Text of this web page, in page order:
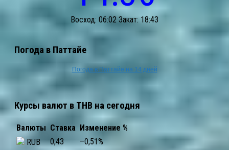
Восход: 06:02 Закат: 18:43
Погода в Паттайе
Погода в Паттайе на 14 дней
Курсы валют в THB на сегодня
Валюты Ставка Изменение %
RUB
0,43 –0,51%